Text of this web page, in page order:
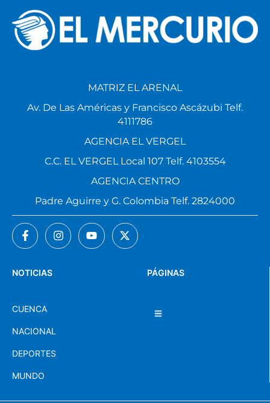
PÁGINAS
NOTICIAS
CUENCA
NACIONAL
DEPORTES
MUNDO
MATRIZ EL ARENAL
Av. De Las Américas y Francisco Ascázubi Telf.
4111786
AGENCIA EL VERGEL
C.C. EL VERGEL Local 107 Telf. 4103554
AGENCIA CENTRO
Padre Aguirre y G. Colombia Telf. 2824000